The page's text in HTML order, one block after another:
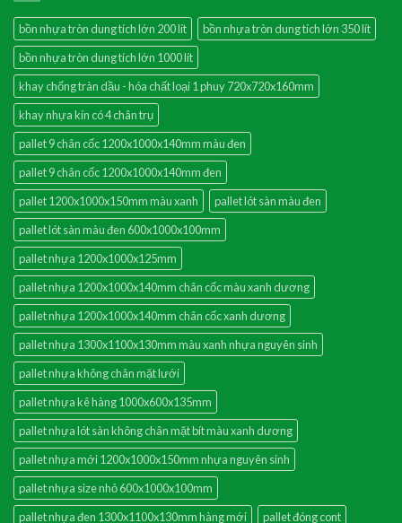
bồn nhựa tròn dung tích lớn 200 lít
bồn nhựa tròn dung tích lớn 350 lít
bồn nhựa tròn dung tích lớn 1000 lít
khay chống tràn dầu - hóa chất loại 1 phuy 720x720x160mm
khay nhựa kín có 4 chân trụ
pallet 9 chân cốc 1200x1000x140mm màu đen
pallet 9 chân cốc 1200x1000x140mm đen
pallet 1200x1000x150mm màu xanh
pallet lót sàn màu đen
pallet lót sàn màu đen 600x1000x100mm
pallet nhựa 1200x1000x125mm
pallet nhựa 1200x1000x140mm chân cốc màu xanh dương
pallet nhựa 1200x1000x140mm chân cốc xanh dương
pallet nhựa 1300x1100x130mm màu xanh nhựa nguyên sinh
pallet nhựa không chân mặt lưới
pallet nhựa kê hàng 1000x600x135mm
pallet nhựa lót sàn không chân mặt bít màu xanh dương
pallet nhựa mới 1200x1000x150mm nhựa nguyên sinh
pallet nhựa size nhỏ 600x1000x100mm
pallet nhựa đen 1300x1100x130mm hàng mới
pallet đóng cont